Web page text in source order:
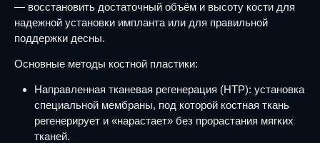
— восстановить достаточный объём и высоту кости для
надежной установки импланта или для правильной
поддержки десны.
Основные методы костной пластики:
Направленная тканевая регенерация (НТР): установка
специальной мембраны, под которой костная ткань
регенерирует и «нарастает» без прорастания мягких
тканей.